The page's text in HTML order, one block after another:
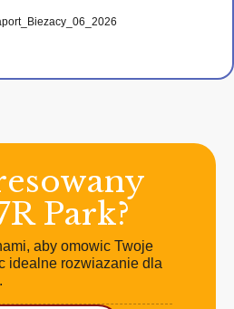
Park?
aby omowic Twoje
idealne rozwiazanie dla